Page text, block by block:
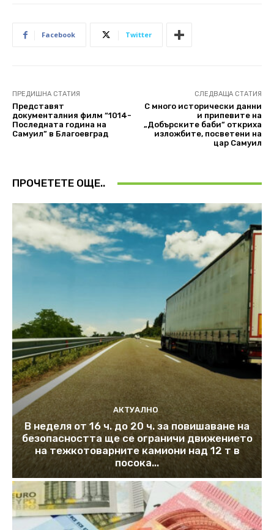
Facebook Twitter
ПРЕДИШНА СТАТИЯ
Представят
документалния филм “1014-
Последната година на
Самуил” в Благоевград
СЛЕДВАЩА СТАТИЯ
С много исторически данни
и припевите на
„Добърските баби” откриха
изложбите, посветени на
цар Самуил
ПРОЧЕТЕТЕ ОЩЕ..
АКТУАЛНО
В неделя от 16 ч. до 20 ч. за повишаване на
безопасността ще се ограничи движението
на тежкотоварните камиони над 12 т в
посока...